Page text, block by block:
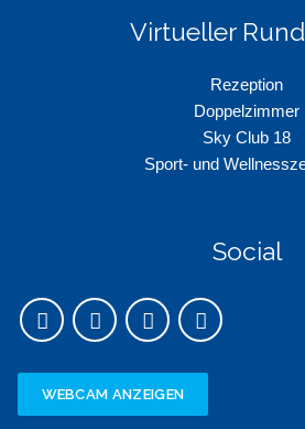
Virtueller
Rezeption
Doppelzimmer
Sky Club 18
Sport- und
Social
WEBCAM ANZEIGEN